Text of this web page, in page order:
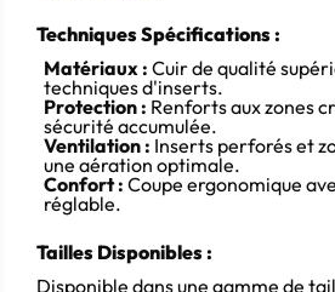
Techniques Spécifications :
Matériaux : Cuir de qualité
techniques d'inserts.
Protection : Renforts aux zones
sécurité accumulée.
Ventilation : Inserts perforés et
une aération optimale.
Confort : Coupe ergonomique
réglable.
Tailles Disponibles :
Disponible dans une gamme de